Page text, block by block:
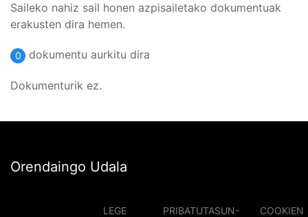
Saileko nahiz sail honen azpisailetako dokumentuak
erakusten dira hemen.
0 dokumentu aurkitu dira
Dokumenturik ez.
Orendaingo Udala
LEGE
PRIBATUTASUN-
COOKIEN